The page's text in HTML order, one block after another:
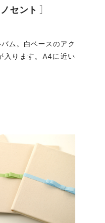
セント
ム。白ベースのアク
入ります。A4に近い